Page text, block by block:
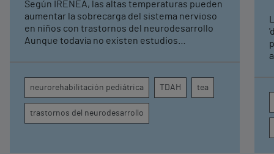
neurorrehabilitación
pediátrica de Vithas
Según IRENEA, las altas temperaturas pueden
aumentar la sobrecarga del sistema nervioso
en niños con trastornos del neurodesarrollo
Aunque todavía no existen estudios
atención, la regulación emocional y la
conducta
neurorehabilitación pediátrica TDAH tea
trastornos del neurodesarrollo